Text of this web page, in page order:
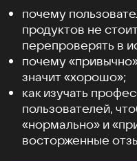
почему
продуктов не
перепроверять в
почему
значит «хорошо»;
как изучать
пользователей,
«нормально» и
восторженные